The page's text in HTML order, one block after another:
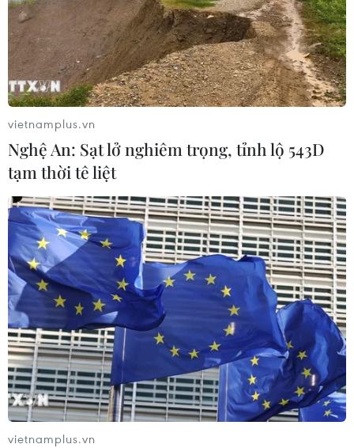
Thủ tướng: Giải quyết dứt điểm tình trạng
thiếu thuốc, thiết bị y tế
03/03/2023 08:07
Thủ tướng chỉ đạo trong tháng 3 và thời gian tới, Bộ Y tế
tập trung giải quyết triệt để, tháo gỡ những khó khăn,
vướng mắc trong đấu thầu, mua sắm thuốc, trang thiết
bị, vật tư y tế.
vietnamplus.vn
Nghệ An: Sạt lở nghiêm trọng, tỉnh lộ 543D
tạm thời tê liệt
vietnamplus.vn